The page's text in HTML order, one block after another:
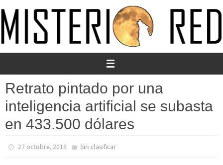
al
contenido
Retrato pintado por una
inteligencia artificial se subasta
en 433.500 dólares
27 octubre, 2018 Sin clasificar